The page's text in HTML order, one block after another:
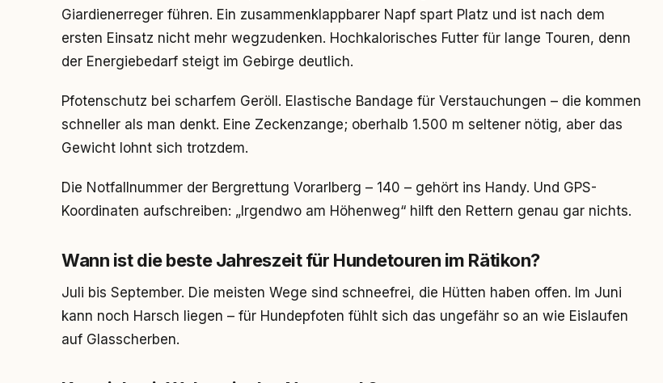
Giardienerreger führen. Ein zusammenklappbarer Napf spart Platz und ist nach dem
ersten Einsatz nicht mehr wegzudenken. Hochkalorisches Futter für lange Touren, denn
der Energiebedarf steigt im Gebirge deutlich.
Pfotenschutz bei scharfem Geröll. Elastische Bandage für Verstauchungen – die kommen
schneller als man denkt. Eine Zeckenzange; oberhalb 1.500 m seltener nötig, aber das
Gewicht lohnt sich trotzdem.
Die Notfallnummer der Bergrettung Vorarlberg – 140 – gehört ins Handy. Und GPS-
Koordinaten aufschreiben: „Irgendwo am Höhenweg“ hilft den Rettern genau gar nichts.
Wann ist die beste Jahreszeit für Hundetouren im Rätikon?
Juli bis September. Die meisten Wege sind schneefrei, die Hütten haben offen. Im Juni
kann noch Harsch liegen – für Hundepfoten fühlt sich das ungefähr so an wie Eislaufen
auf Glasscherben.